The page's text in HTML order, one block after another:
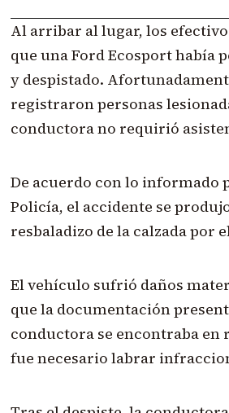
Al arribar al lugar, los
que una Ford Ecosport había
y despistado.
registraron personas
conductora no requirió
De acuerdo con lo informado
Policía, el accidente se
resbaladizo de la calzada por
El vehículo sufrió daños
que la documentación
conductora se encontraba en
fue necesario labrar